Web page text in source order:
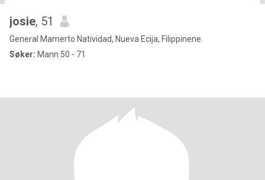
josie, 51
General Mamerto Natividad, Nueva Ecija, Filippinene
Søker: Mann 50 - 71